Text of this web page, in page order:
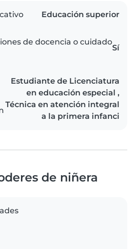
Educación superior
de docencia o cuidado
Sí
Estudiante de Licenciatura
en educación especial ,
Técnica en atención integral
a la primera infanci
de niñera